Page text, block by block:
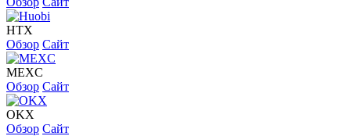
HTX
Обзор Сайт
MEXC
Обзор Сайт
OKX
Обзор Сайт